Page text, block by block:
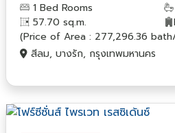
1 Bed Rooms
57.70 sq.m.
(Price of Area : 277,296.36
สีลม, บางรัก, กรุงเทพมหานคร